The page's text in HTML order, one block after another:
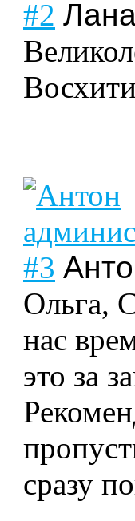
#2
#3
Ольга,
нас
это за
сразу